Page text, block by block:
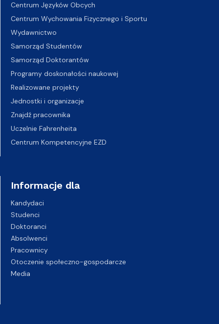
Centrum Języków Obcych
Centrum Wychowania Fizycznego i Sportu
Wydawnictwo
Samorząd Studentów
Samorząd Doktorantów
Programy doskonałości naukowej
Realizowane projekty
Jednostki i organizacje
Znajdź pracownika
Uczelnie Fahrenheita
Centrum Kompetencyjne EZD
Informacje dla
Kandydaci
Studenci
Doktoranci
Absolwenci
Pracownicy
Otoczenie społeczno-gospodarcze
Media